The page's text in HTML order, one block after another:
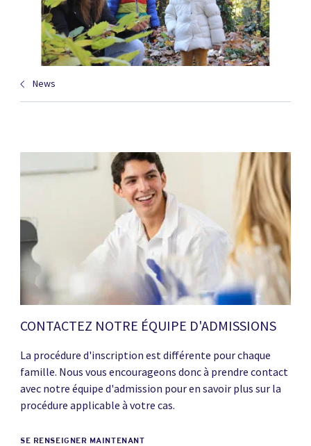
News
CONTACTEZ NOTRE ÉQUIPE D'ADMISSIONS
La procédure d'inscription est différente pour chaque
famille. Nous vous encourageons donc à prendre contact
avec notre équipe d'admission pour en savoir plus sur la
procédure applicable à votre cas.
SE RENSEIGNER MAINTENANT